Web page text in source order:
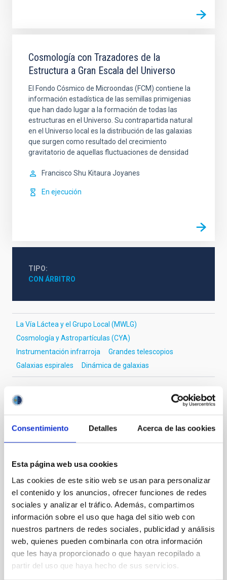
Consentimiento Detalles Acerca de las cookies
Esta página web usa cookies
Las cookies de este sitio web se usan para personalizar
el contenido y los anuncios, ofrecer funciones de redes
sociales y analizar el tráfico. Además, compartimos
información sobre el uso que haga del sitio web con
nuestros partners de redes sociales, publicidad y análisis
web, quienes pueden combinarla con otra información
que les haya proporcionado o que hayan recopilado a
partir del uso que haya hecho de sus servicios.
Cosmología con Trazadores de la
Estructura a Gran Escala del Universo
El Fondo Cósmico de Microondas (FCM) contiene la
información estadística de las semillas primigenias
que han dado lugar a la formación de todas las
estructuras en el Universo. Su contrapartida natural
en el Universo local es la distribución de las galaxias
que surgen como resultado del crecimiento
gravitatorio de aquellas fluctuaciones de densidad
Francisco Shu Kitaura Joyanes
En ejecución
TIPO
CON ÁRBITRO
La Vía Láctea y el Grupo Local (MWLG)
Cosmología y Astropartículas (CYA)
Instrumentación infrarroja
Grandes telescopios
Galaxias espirales
Dinámica de galaxias
Te puede interesar
Magnetic Field Alignment with Dense
Cores in the Transition between Cloud and
Core Scales
In a magnetically dominated model of star formation,
we expect to see alignments between the magnetic
field orientation of star-forming dense cores and the
cloud-scale magnetic field. A. Pandhi et al. showed
instead, however, that the orientation of cores and
their angular momentum vectors appear random